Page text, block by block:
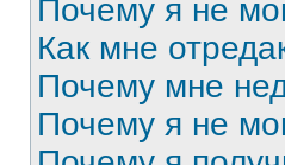
Почему я не
Как мне
Почему мне
Почему я не